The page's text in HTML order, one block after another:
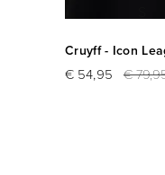
Cruyff - Icon
€ 54,95 €